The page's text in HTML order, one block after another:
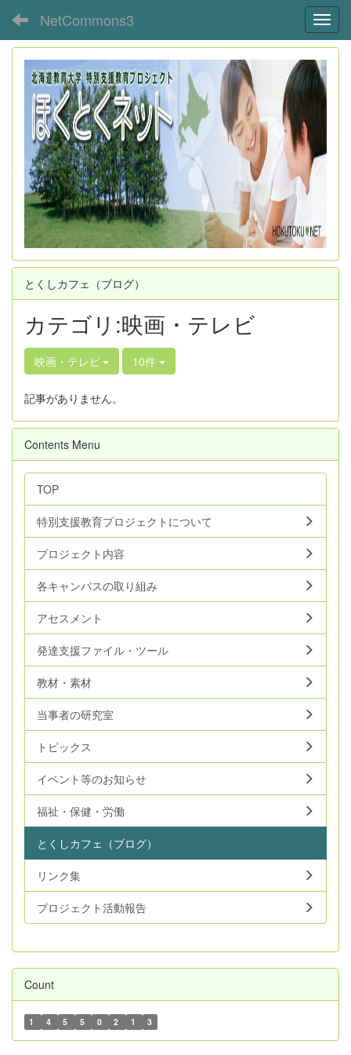
NetCommons3
とくしカフェ（ブログ）
カテゴリ:映画・テレビ
映画・テレビ 10件
記事がありません。
Contents Menu
TOP
特別支援教育プロジェクトについて
プロジェクト内容
各キャンパスの取り組み
アセスメント
発達支援ファイル・ツール
教材・素材
当事者の研究室
トピックス
イベント等のお知らせ
福祉・保健・労働
とくしカフェ（ブログ）
リンク集
プロジェクト活動報告
Count
1 4 5 5 0 2 1 3